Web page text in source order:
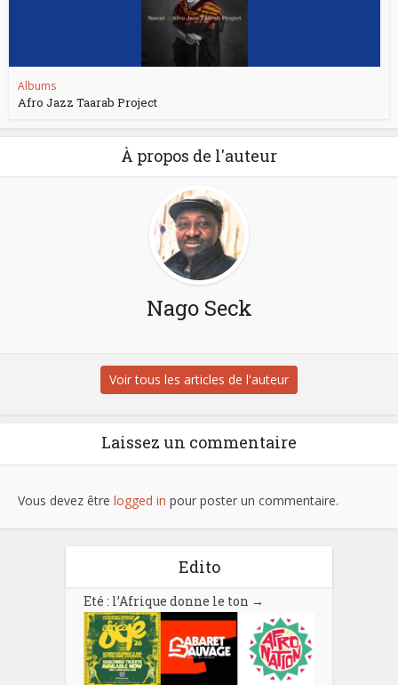
Albums
Afro Jazz Taarab Project
À propos de l'auteur
Nago Seck
Voir tous les articles de l'auteur
Laissez un commentaire
Vous devez être logged in pour poster un commentaire.
Edito
Eté : l’Afrique donne le ton →